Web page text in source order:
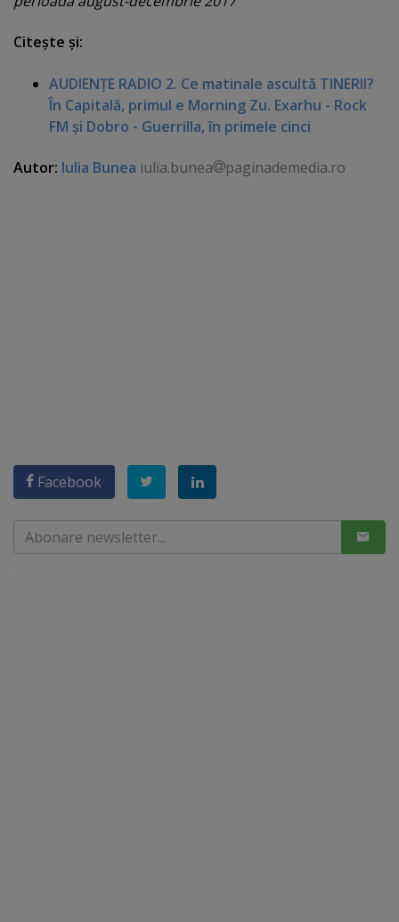
Citeşte şi:
AUDIENŢE RADIO 2. Ce matinale ascultă TINERII?
În Capitală, primul e Morning Zu. Exarhu - Rock
FM şi Dobro - Guerrilla, în primele cinci
Autor: Iulia Bunea iulia.bunea paginademedia.ro
Facebook